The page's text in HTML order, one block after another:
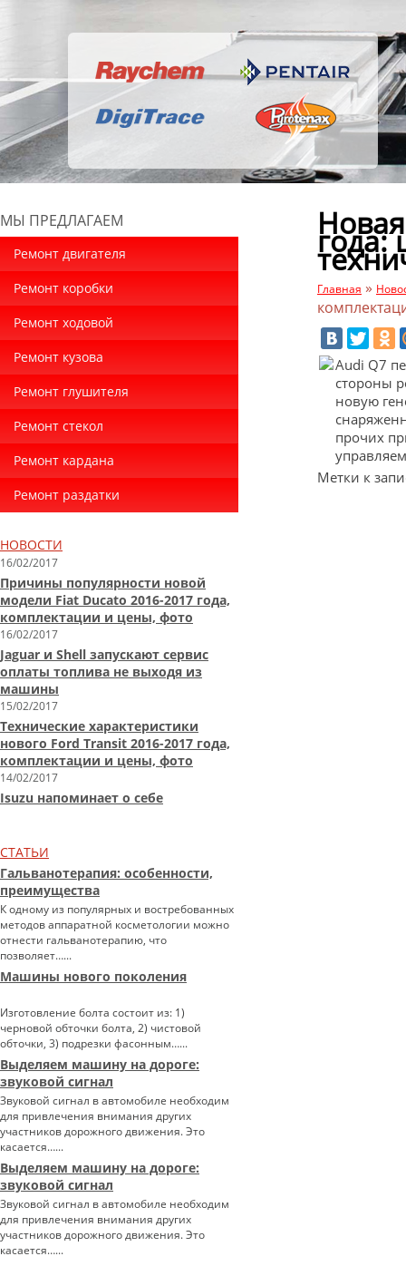
МЫ ПРЕДЛАГАЕМ
Ремонт двигателя
Ремонт коробки
Ремонт ходовой
Ремонт кузова
Ремонт глушителя
Ремонт стекол
Ремонт кардана
Ремонт раздатки
НОВОСТИ
16/02/2017
Причины популярности новой
модели Fiat Ducato 2016-2017 года,
комплектации и цены, фото
16/02/2017
Jaguar и Shell запускают сервис
оплаты топлива не выходя из
машины
15/02/2017
Технические характеристики
нового Ford Transit 2016-2017 года,
комплектации и цены, фото
14/02/2017
Isuzu напоминает о себе
СТАТЬИ
Гальванотерапия: особенности,
преимущества
К одному из популярных и востребованных
методов аппаратной косметологии можно
отнести гальванотерапию, что
позволяет…...
Машины нового поколения
Изготовление болта состоит из: 1)
черновой обточки болта, 2) чистовой
обточки, 3) подрезки фасонным…...
Выделяем машину на дороге:
звуковой сигнал
Звуковой сигнал в автомобиле необходим
для привлечения внимания других
участников дорожного движения. Это
касается…...
Выделяем машину на дороге:
звуковой сигнал
Звуковой сигнал в автомобиле необходим
для привлечения внимания других
участников дорожного движения. Это
касается…...
года:
Главная »
Audi Q7
стороны
новую
прочих
Метки к